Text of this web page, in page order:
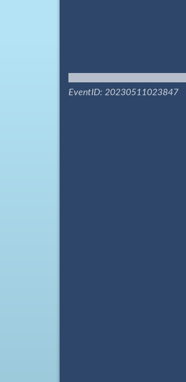
EventID: 20230511023847